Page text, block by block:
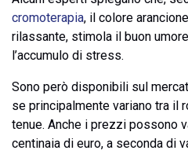
cromoterapia, il colore
rilassante, stimola il buon
l’accumulo di stress.
Sono però disponibili sul
se principalmente variano tra il
tenue. Anche i prezzi possono
centinaia di euro, a seconda di